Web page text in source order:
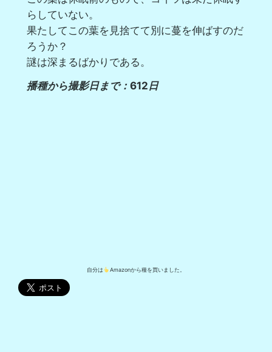
らしていない。
果たしてこの葉を見捨てて別に蔓を伸ばすのだ
ろうか？
謎は深まるばかりである。
播種から撮影日まで：612日
自分は Amazonから種を買いました。